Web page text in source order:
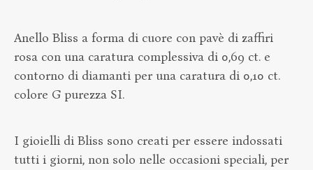
Anello Bliss a forma di cuore con pavè di zaffiri
rosa con una caratura complessiva di 0,69 ct. e
contorno di diamanti per una caratura di 0,10 ct.
colore G purezza SI.
I gioielli di Bliss sono creati per essere indossati
tutti i giorni, non solo nelle occasioni speciali, per